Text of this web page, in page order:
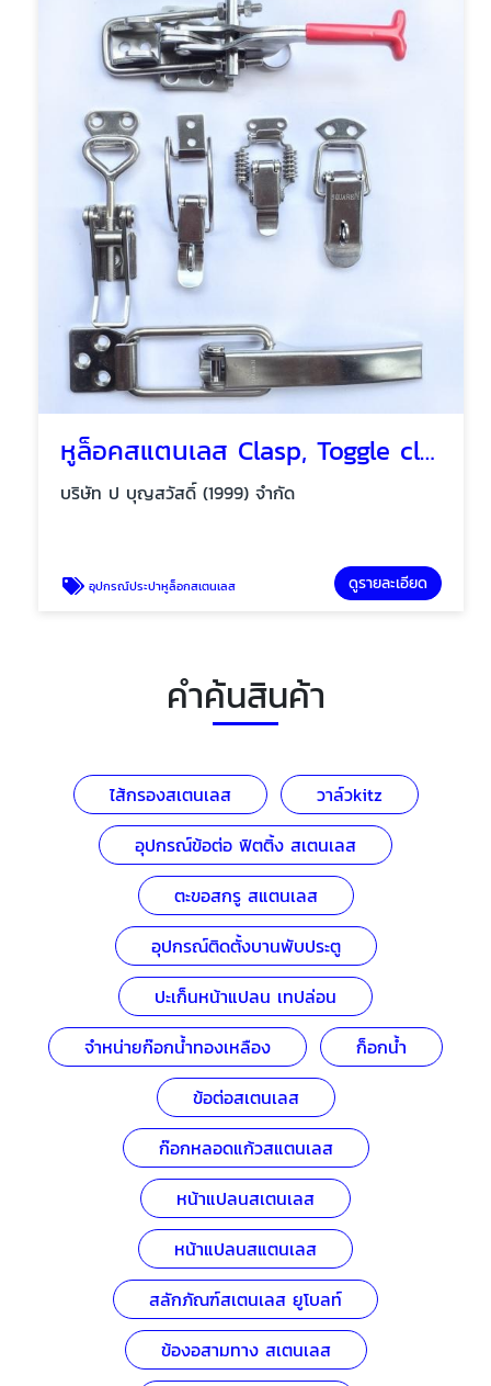
หูล็อคสแตนเลส Clasp, Toggle clamp
บริษัท ป บุญสวัสดิ์ (1999) จำกัด
อุปกรณ์ประปาหูล็อกสเตนเลส ดูรายละเอียด
คำค้นสินค้า
ไส้กรองสเตนเลส
วาล์วkitz
อุปกรณ์ข้อต่อ ฟิตติ้ง สเตนเลส
ตะขอสกรู สแตนเลส
อุปกรณ์ติดตั้งบานพับประตู
ปะเก็นหน้าแปลน เทปล่อน
จำหน่ายก๊อกน้ำทองเหลือง
ก็อกน้ำ
ข้อต่อสเตนเลส
ก๊อกหลอดแก้วสแตนเลส
หน้าแปลนสเตนเลส
หน้าแปลนสแตนเลส
สลักภัณฑ์สเตนเลส ยูโบลท์
ข้องอสามทาง สเตนเลส